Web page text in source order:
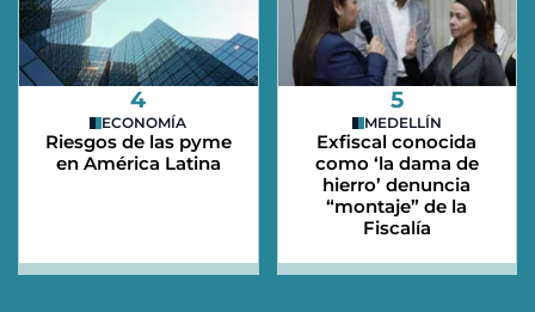
4
ECONOMÍA
Riesgos de las pyme
en América Latina
5
MEDELLÍN
Exfiscal conocida
como ‘la dama de
hierro’ denuncia
“montaje” de la
Fiscalía